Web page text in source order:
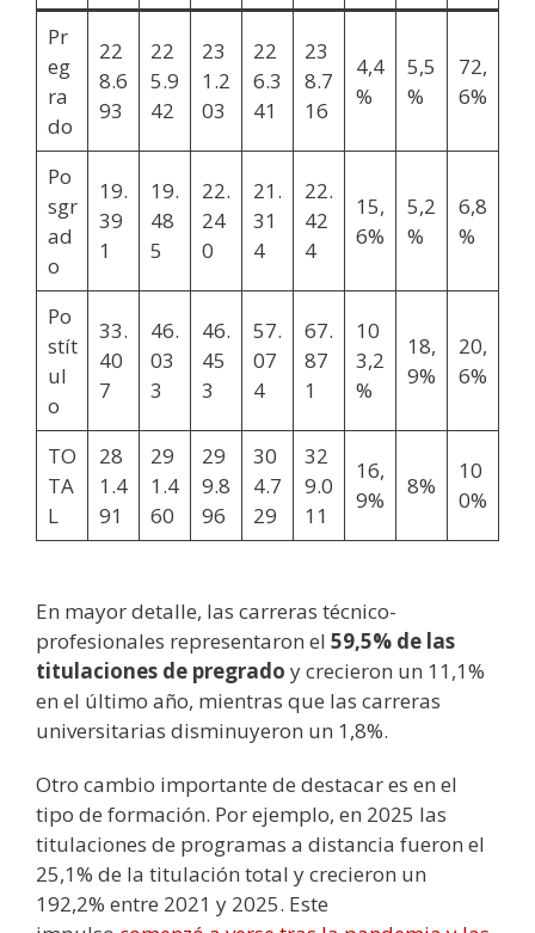
Pr
eg
ra
do
22
8.6
93
22
5.9
42
23
1.2
03
22
6.3
41
23
8.7
16
4,4
%
5,5
%
72,
6%
Po
sgr
ad
o
19.
39
1
19.
48
5
22.
24
0
21.
31
4
22.
42
4
15,
6%
5,2
%
6,8
%
Po
stít
ul
o
33.
40
7
46.
03
3
46.
45
3
57.
07
4
67.
87
1
10
3,2
%
18,
9%
20,
6%
TO
TA
L
28
1.4
91
29
1.4
60
29
9.8
96
30
4.7
29
32
9.0
11
16,
9%
8%
10
0%
En mayor detalle, las carreras técnico-
profesionales representaron el 59,5% de las
titulaciones de pregrado y crecieron un 11,1%
en el último año, mientras que las carreras
universitarias disminuyeron un 1,8%.
Otro cambio importante de destacar es en el
tipo de formación. Por ejemplo, en 2025 las
titulaciones de programas a distancia fueron el
25,1% de la titulación total y crecieron un
192,2% entre 2021 y 2025. Este